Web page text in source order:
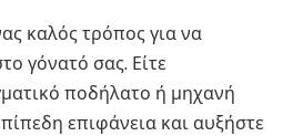
καλός τρόπος για να
γόνατό σας. Είτε
ποδήλατο ή μηχανή
επιφάνεια και αυξήστε